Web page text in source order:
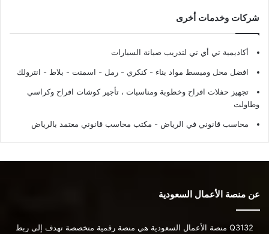
شركات وخدمات أخرى
أكاديمية تي أي تي لتدريب صيانة السيارات
افضل محل ومبسط مواد بناء - كنكري - رمل - اسمنت - بلاط - انترولك
تجهيز حفلات افراح وخطوبة ومناسبات ، تأجير كوشات افراح وكراسي
وطاولت
محاسب قانوني في الرياض - مكتب محاسب قانوني معتمد بالرياض
عن منصة الأعمال السعودية
Q3132 منصة الأعمال السعودية هي منصة رقمية متخصصة تهدف إلى ربط